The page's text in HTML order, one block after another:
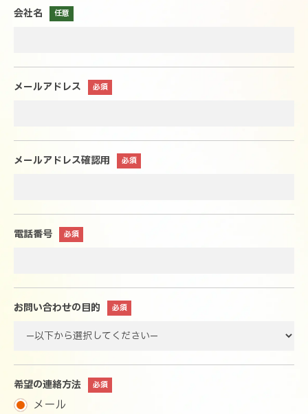
会社名
メールアドレス
メールアドレス確認用
電話番号
お問い合わせの目的
希望の連絡方法
メール